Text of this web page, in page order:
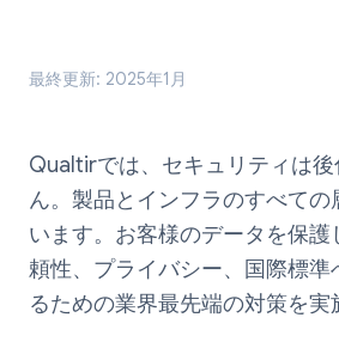
最終更新: 2025年1月
Qualtirでは、セキュリティは
ん。製品とインフラのすべての
います。お客様のデータを保
頼性、プライバシー、国際標準
るための業界最先端の対策を実